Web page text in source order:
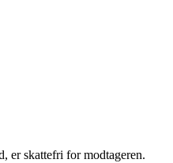
er skattefri for modtageren.